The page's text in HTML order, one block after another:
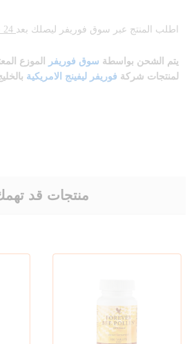
اطلب المنتج عبر سوق فوريفر ليصلك بعد
يتم الشحن بواسطة سوق فوريفر
الموزع
لمنتجات شركة فوريفر ليفينج الامريكية
منتجات قد